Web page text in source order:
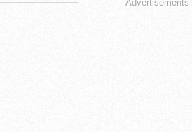
Advertisements